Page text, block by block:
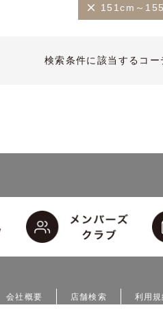
151cm～
検索条件に該当するコ
会社概要 店舗検索 利用規